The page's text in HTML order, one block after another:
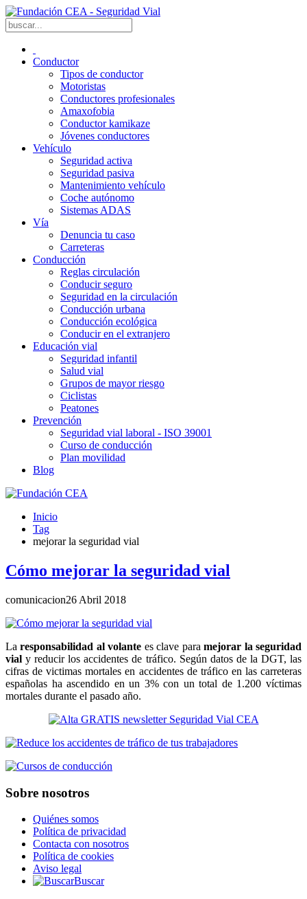
Conductor
Tipos de conductor
Motoristas
Conductores profesionales
Amaxofobia
Conductor kamikaze
Jóvenes conductores
Vehículo
Seguridad activa
Seguridad pasiva
Mantenimiento vehículo
Coche autónomo
Sistemas ADAS
Vía
Denuncia tu caso
Carreteras
Conducción
Reglas circulación
Conducir seguro
Seguridad en la circulación
Conducción urbana
Conducción ecológica
Conducir en el extranjero
Educación vial
Seguridad infantil
Salud vial
Grupos de mayor riesgo
Ciclistas
Peatones
Prevención
Seguridad vial laboral - ISO 39001
Curso de conducción
Plan movilidad
Blog
Inicio
Tag
mejorar la seguridad vial
Cómo mejorar la seguridad vial
comunicacion26 Abril 2018
Laresponsabilidad al volante es clave paramejorar la seguridad
vial y reducir los accidentes de tráfico. Según datos de la DGT, las
cifras de victimas mortales en accidentes de tráfico en las carreteras
españolas ha ascendido en un 3% con un total de 1.200 víctimas
mortales durante el pasado año.
Sobre nosotros
Quiénes somos
Política de privacidad
Contacta con nosotros
Política de cookies
Aviso legal
Buscar